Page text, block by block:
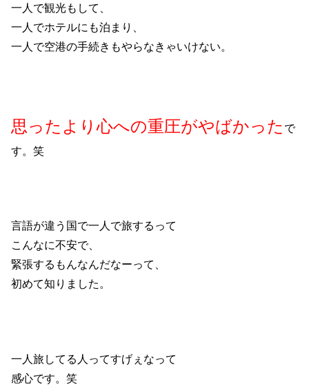
一人で観光もして、
一人でホテルにも泊まり、
一人で空港の手続きもやらなきゃいけない。
思ったより心への重圧がやばかった で
す。笑
言語が違う国で一人で旅するって
こんなに不安で、
緊張するもんなんだなーって、
初めて知りました。
一人旅してる人ってすげぇなって
感心です。笑